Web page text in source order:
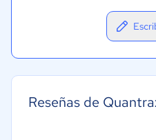
Reseñas de